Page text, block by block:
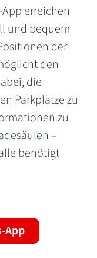
erreichen
und bequem
der
den
die
Parkplätze zu
zu
–
benötigt
App